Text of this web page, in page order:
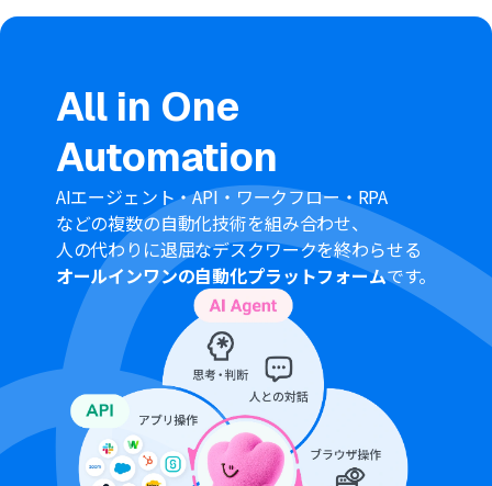
ガーや事前のオペレーションで取得したどの情報を割り
り、特定のキーワードに反応してラベルを付与したりとい
った柔軟な設定が可能です。
■注意事項
Google Chat、GitHubのそれぞれとYoomを連携してく
ださい。
トリガーは5分、10分、15分、30分、60分の間隔で起動
間隔を選択できます。
プランによって最短の起動間隔が異なりますので、ご注意
ください。
Google Chatとの連携はGoogle Workspaceの場合のみ
可能です。詳細は「 Google Chatでスペースにメッセージ
を送る方法
」を参照ください。
分岐はパーソナルプラン以上のプランでご利用いただけ
る機能（オペレーション）となっております。フリープラ
ンの場合は設定しているフローボットのオペレーション
はエラーとなりますので、ご注意ください。
パーソナルプランなどの有料プランは、2週間の無料トラ
All in One
Automation
AIエージェント・API・ワークフロー・RPA
などの複数の自動化技術を組み合わせ、
人の代わりに退屈なデスクワークを終わらせる
オールインワンの自動化プラットフォームです。